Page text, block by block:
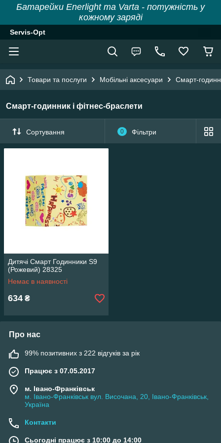
Батарейки Enerlight та Varta - потужність у
кожному заряді
Servis-Opt
Товари та послуги Мобільні аксесуари Смарт-
Смарт-годинник і фітнес-браслети
Сортування 0 Фільтри
Дитячі Смарт Годинники S9
(Рожевий) 28325
Немає в наявності
634 ₴
Про нас
99% позитивних з 222 відгуків за рік
Працює з 07.05.2017
м. Івано-Франківськ
м. Івано-Франківськ вул. Височана, 20, Івано-Франківськ,
Україна
Контакти
Сьогодні працює з 10:00 до 14:00